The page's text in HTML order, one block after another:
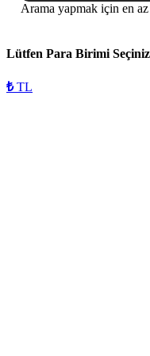
Arama yapmak için en
Lütfen Para Birimi Seçiniz
₺TL